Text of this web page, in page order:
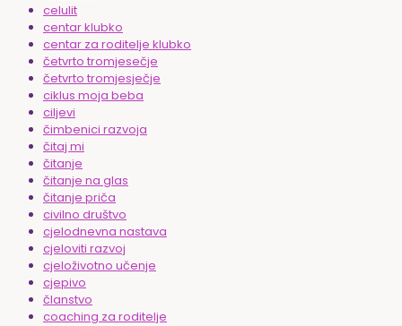
celulit
centar klubko
centar za roditelje klubko
četvrto tromjesečje
četvrto tromjesječje
ciklus moja beba
ciljevi
čimbenici razvoja
čitaj mi
čitanje
čitanje na glas
čitanje priča
civilno društvo
cjelodnevna nastava
cjeloviti razvoj
cjeloživotno učenje
cjepivo
članstvo
coaching za roditelje